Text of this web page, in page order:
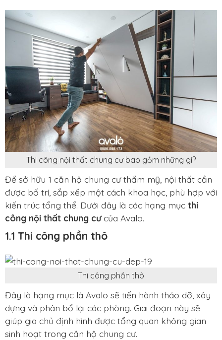
Thi công nội thất chung cư bao gồm những gì?
Để sở hữu 1 căn hộ chung cư thẩm mỹ, nội thất cần
được bố trí, sắp xếp một cách khoa học, phù hợp với
kiến trúc tổng thể. Dưới đây là các hạng mục thi
công nội thất chung cưcủa Avalo.
1.1 Thi công phần thô
Thi công phần thô
Đây là hạng mục là Avalo sẽ tiến hành tháo dỡ, xây
dựng và phân bổ lại các phòng. Giai đoạn này sẽ
giúp gia chủ định hình được tổng quan không gian
sinh hoạt trong căn hộ chung cư.